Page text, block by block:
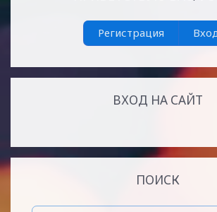
Регистрация
ВХОД НА САЙТ
ПОИСК